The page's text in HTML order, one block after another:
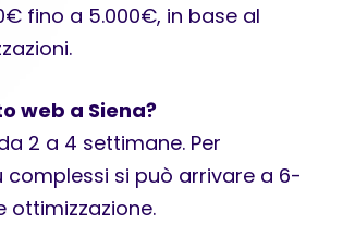
fino a 5.000€, in base al
web a Siena?
2 a 4 settimane. Per
si può arrivare a 6-
ottimizzazione.